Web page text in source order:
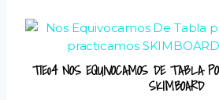
T1E04 NOS EQUIVOCAMOS DE TABLA
SKIMBOARD